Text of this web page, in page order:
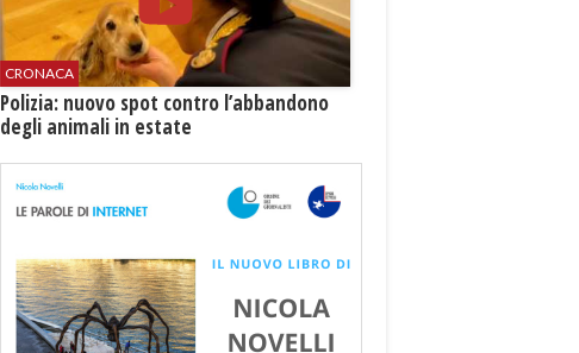
CRONACA
Polizia: nuovo spot contro l’abbandono
degli animali in estate